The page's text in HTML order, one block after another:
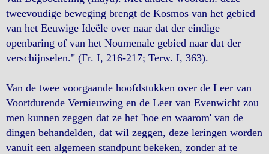
tweevoudige beweging brengt de Kosmos van het gebied
van het Eeuwige Ideële over naar dat der eindige
openbaring of van het Noumenale gebied naar dat der
verschijnselen." (Fr. I, 216-217; Terw. I, 363).
Van de twee voorgaande hoofdstukken over de Leer van
Voortdurende Vernieuwing en de Leer van Evenwicht zou
men kunnen zeggen dat ze het 'hoe en waarom' van de
dingen behandelden, dat wil zeggen, deze leringen worden
vanuit een algemeen standpunt bekeken, zonder af te